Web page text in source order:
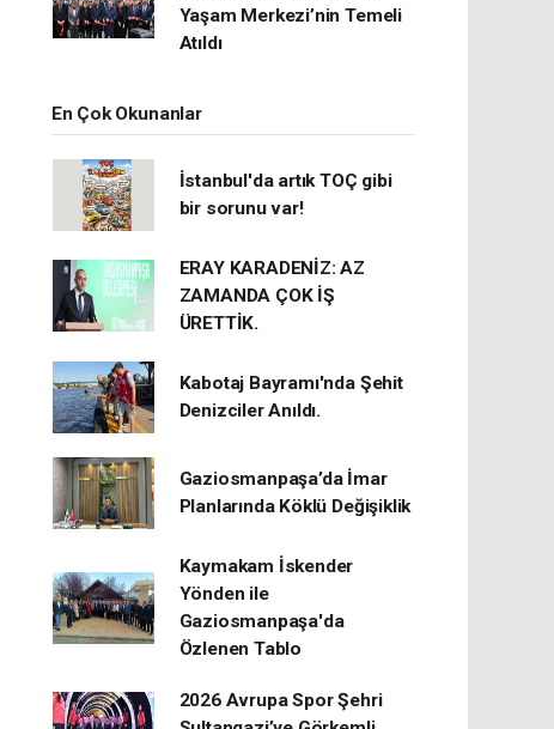
Yaşam Merkezi’nin Temeli
Atıldı
En Çok Okunanlar
İstanbul'da artık TOÇ gibi
bir sorunu var!
ERAY KARADENİZ: AZ
ZAMANDA ÇOK İŞ
ÜRETTİK.
Kabotaj Bayramı'nda Şehit
Denizciler Anıldı.
Gaziosmanpaşa’da İmar
Planlarında Köklü Değişiklik
Kaymakam İskender
Yönden ile
Gaziosmanpaşa'da
Özlenen Tablo
2026 Avrupa Spor Şehri